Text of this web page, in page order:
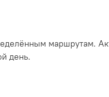
маршрутам.
день.